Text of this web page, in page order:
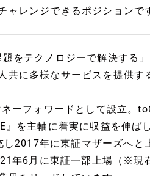
ャレンジできるポジションで
をテクノロジーで解決する」
サービスを提供する業
ーフォワードとして設立。
』を主軸に着実に収益を伸ば
2017年に東証マザーズへ
年6月に東証一部上場（※現